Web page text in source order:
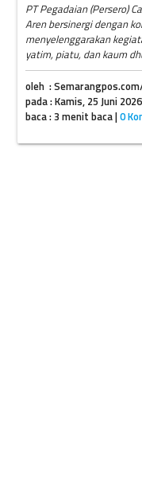
PT Pegadaian (Persero)
Aren bersinergi dengan
menyelenggarakan
yatim, piatu, dan kaum
oleh :
pada : Kamis, 25 Juni
baca : 3 menit baca |0